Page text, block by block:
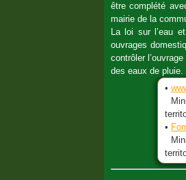
être complété
mairie de la
La loi sur l’eau
ouvrages
contrôler
des eaux de pluie.
•
•